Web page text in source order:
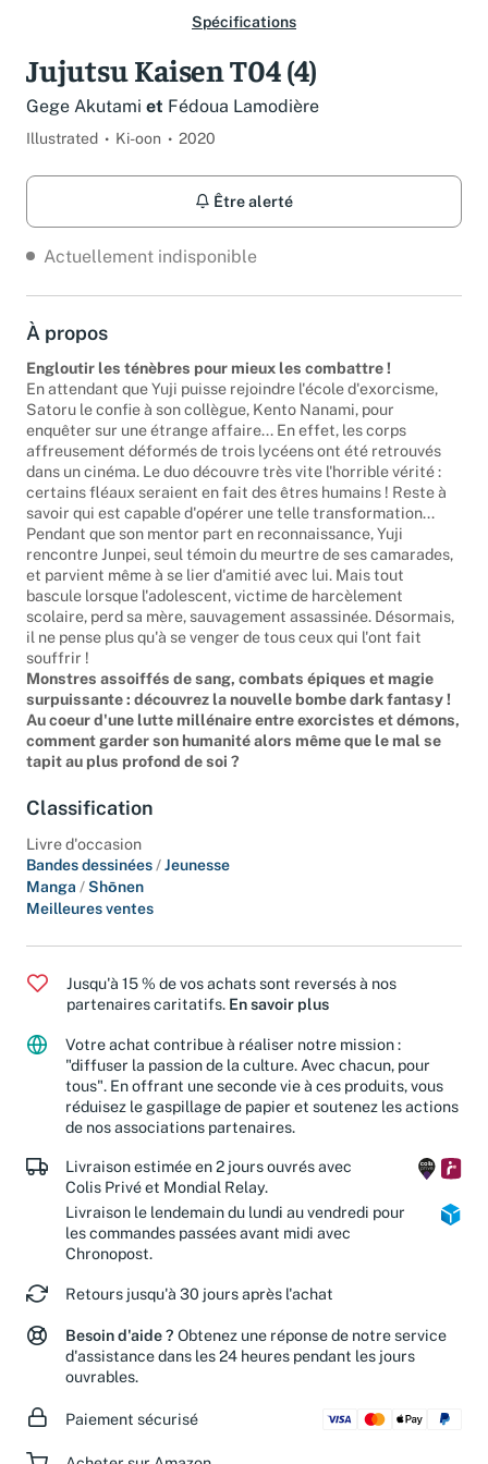
Spécifications
Jujutsu Kaisen T04 (4)
Gege Akutami et Fédoua Lamodière
Illustrated Ki-oon 2020
Être alerté
Actuellement indisponible
À propos
Engloutir les ténèbres pour mieux les combattre !
En attendant que Yuji puisse rejoindre l'école d'exorcisme,
Satoru le confie à son collègue, Kento Nanami, pour
enquêter sur une étrange affaire... En effet, les corps
affreusement déformés de trois lycéens ont été retrouvés
dans un cinéma. Le duo découvre très vite l'horrible vérité :
certains fléaux seraient en fait des êtres humains ! Reste à
savoir qui est capable d'opérer une telle transformation...
Pendant que son mentor part en reconnaissance, Yuji
rencontre Junpei, seul témoin du meurtre de ses camarades,
et parvient même à se lier d'amitié avec lui. Mais tout
bascule lorsque l'adolescent, victime de harcèlement
scolaire, perd sa mère, sauvagement assassinée. Désormais,
il ne pense plus qu'à se venger de tous ceux qui l'ont fait
souffrir !
Monstres assoiffés de sang, combats épiques et magie
surpuissante : découvrez la nouvelle bombe dark fantasy !
Au coeur d'une lutte millénaire entre exorcistes et démons,
comment garder son humanité alors même que le mal se
tapit au plus profond de soi ?
Classification
Livre d'occasion
Bandes dessinées /Jeunesse
Manga /Shōnen
Meilleures ventes
Jusqu'à 15 % de vos achats sont reversés à nos
partenaires caritatifs. En savoir plus
Votre achat contribue à réaliser notre mission :
"diffuser la passion de la culture. Avec chacun, pour
tous". En offrant une seconde vie à ces produits, vous
réduisez le gaspillage de papier et soutenez les actions
de nos associations partenaires.
Livraison estimée en 2 jours ouvrés avec
Colis Privé et Mondial Relay.
Livraison le lendemain du lundi au vendredi pour
les commandes passées avant midi avec
Chronopost.
Retours jusqu'à 30 jours après l'achat
Besoin d'aide ? Obtenez une réponse de notre service
d'assistance dans les 24 heures pendant les jours
ouvrables.
Paiement sécurisé